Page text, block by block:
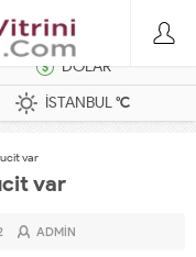
DOLAR
İSTANBUL°C
var
var
ADMIN